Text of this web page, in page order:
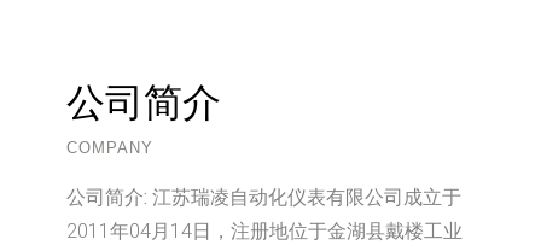
公司简介
COMPANY
公司简介: 江苏瑞凌自动化仪表有限公司成立于
2011年04月14日，注册地位于金湖县戴楼工业